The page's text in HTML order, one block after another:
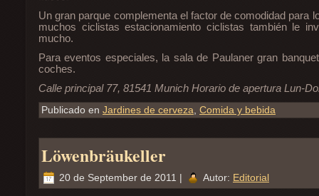
Un gran parque complementa el factor de comodidad para
muchos ciclistas estacionamiento ciclistas también le
mucho.
Para eventos especiales, la sala de Paulaner gran
coches.
Calle principal 77, 81541 Munich Horario de apertura Lun-
Publicado en Jardines de cerveza, Comida y bebida
Löwenbräukeller
20 de September de 2011 | Autor: Editorial